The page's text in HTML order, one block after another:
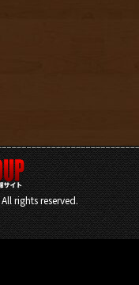
rights reserved.